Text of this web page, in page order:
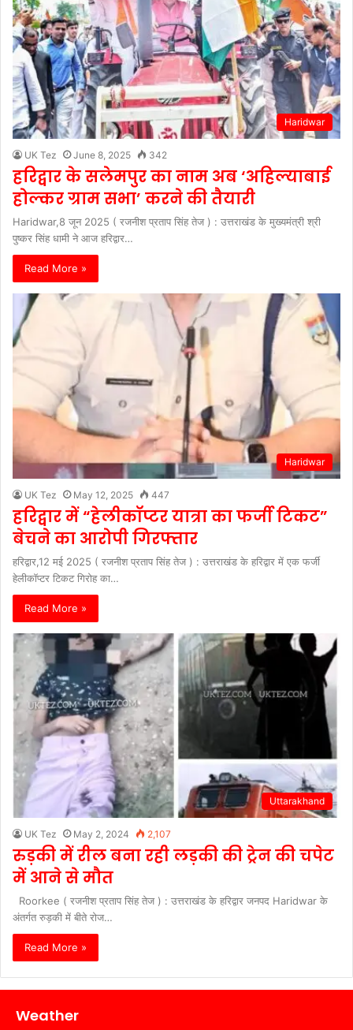
Haridwar
UK Tez June 8, 2025 342
हरिद्वार के सलेमपुर का नाम अब ‘अहिल्याबाई
होल्कर ग्राम सभा’ करने की तैयारी
Haridwar,8 जून 2025 ( रजनीश प्रताप सिंह तेज ) : उत्तराखंड के मुख्यमंत्री श्री
पुष्कर सिंह धामी ने आज हरिद्वार…
Read More »
Haridwar
UK Tez May 12, 2025 447
हरिद्वार में “हेलीकॉप्टर यात्रा का फर्जी टिकट”
बेचने का आरोपी गिरफ्तार
हरिद्वार,12 मई 2025 ( रजनीश प्रताप सिंह तेज ) : उत्तराखंड के हरिद्वार में एक फर्जी
हेलीकॉप्टर टिकट गिरोह का…
Read More »
Uttarakhand
UK Tez May 2, 2024 2,107
रुड़की में रील बना रही लड़की की ट्रेन की चपेट
में आने से मौत
Roorkee ( रजनीश प्रताप सिंह तेज ) : उत्तराखंड के हरिद्वार जनपद Haridwar के
अंतर्गत रुड़की में बीते रोज…
Read More »
Weather